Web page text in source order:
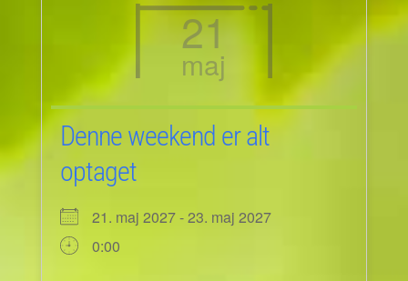
21
maj
Denne weekend er alt
optaget
21. maj 2027 - 23. maj 2027
0:00